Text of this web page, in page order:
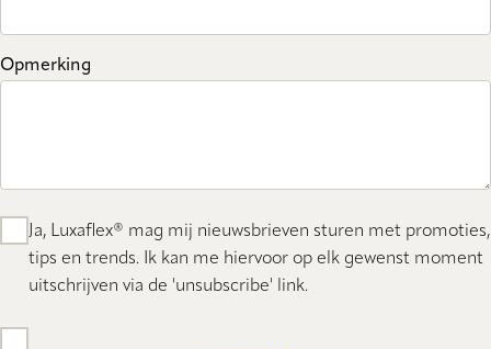
Opmerking
Ja, Luxaflex® mag mij nieuwsbrieven sturen met promoties,
tips en trends. Ik kan me hiervoor op elk gewenst moment
uitschrijven via de 'unsubscribe' link.